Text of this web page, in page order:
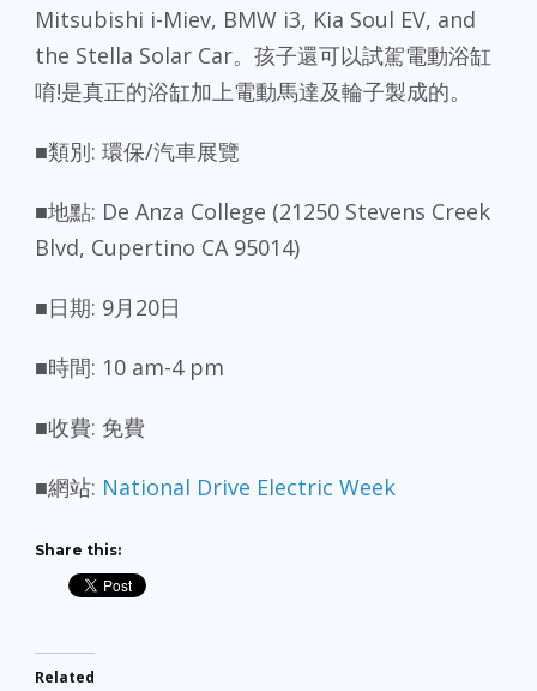
Mitsubishi i-Miev, BMW i3, Kia Soul EV, and
the Stella Solar Car。孩子還可以試駕電動浴缸
唷!是真正的浴缸加上電動馬達及輪子製成的。
■類別: 環保/汽車展覽
■地點: De Anza College (21250 Stevens Creek
Blvd, Cupertino CA 95014)
■日期: 9月20日
■時間: 10 am-4 pm
■收費: 免費
■網站: National Drive Electric Week
Share this:
Related